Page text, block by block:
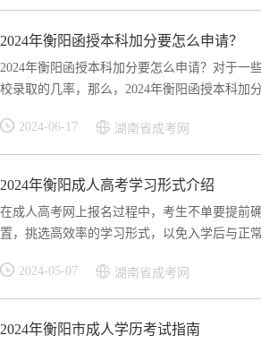
2024年衡阳函授本科加分要怎么申请？
2024年衡阳函授本科加分要怎么申请？对于一
校录取的几率，那么，2024年衡阳函授本科加
2024-06-17 湖南省成考网
2024年衡阳成人高考学习形式介绍
在成人高考网上报名过程中，考生不单要提前
置，挑选高效率的学习形式，以免入学后与正
2024-05-07 湖南省成考网
2024年衡阳市成人学历考试指南